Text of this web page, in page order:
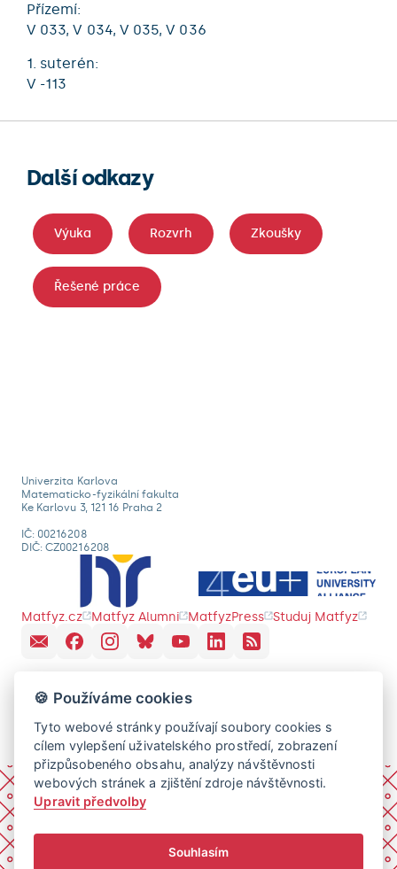
přízemí:
V 033,V 034, V 035,V 036
1. suterén:
V -113
Další odkazy
Výuka Rozvrh Zkoušky
Řešené práce
Univerzita Karlova
Matematicko-fyzikální fakulta
Ke Karlovu 3, 121 16 Praha 2
IČ: 00216208
DIČ: CZ00216208
Matfyz.cz Matfyz Alumni MatfyzPress Studuj Matfyz
🍪 Používáme cookies
Tyto webové stránky používají soubory cookies s
cílem vylepšení uživatelského prostředí, zobrazení
přizpůsobeného obsahu, analýzy návštěvnosti
webových stránek a zjištění zdroje návštěvnosti.
Upravit předvolby
Souhlasím